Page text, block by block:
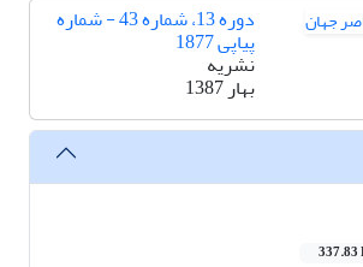
دوره 13، شماره 43 - شماره
پیاپی 1877
نشریه
بهار 1387
337.83